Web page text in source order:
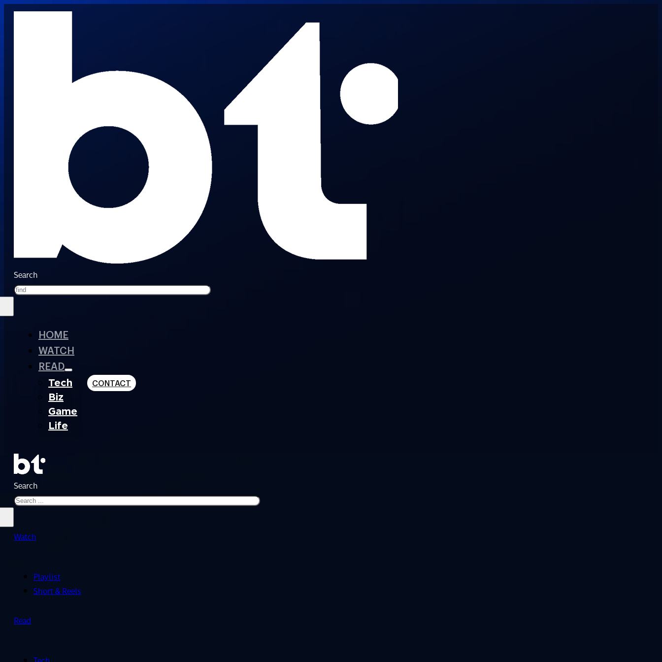
Search
HOME
WATCH
READ
Tech
Biz
Game
Life
CONTACT
Search
Watch
Playlist
Short & Reels
Read